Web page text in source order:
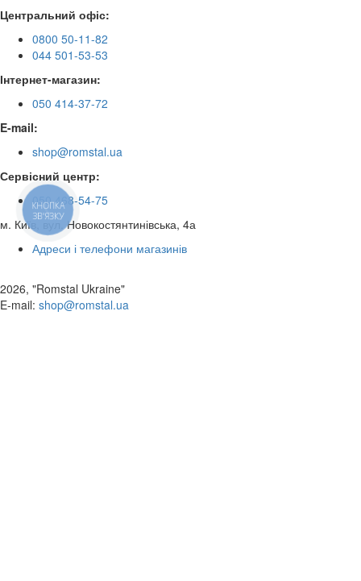
Центральний офіс:
0800 50-11-82
044 501-53-53
Інтернет-магазин:
050 414-37-72
E-mail:
shop@romstal.ua
Сервісний центр:
050 468-54-75
м. Київ, вул. Новокостянтинівська, 4а
Адреси і телефони магазинів
2026, "Romstal Ukraine"
​E-mail: shop@romstal.ua
КНОПКА
ЗВ'ЯЗКУ